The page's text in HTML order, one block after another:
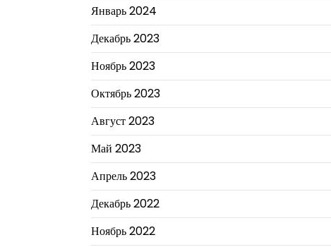
Январь 2024
Декабрь 2023
Ноябрь 2023
Октябрь 2023
Август 2023
Май 2023
Апрель 2023
Декабрь 2022
Ноябрь 2022